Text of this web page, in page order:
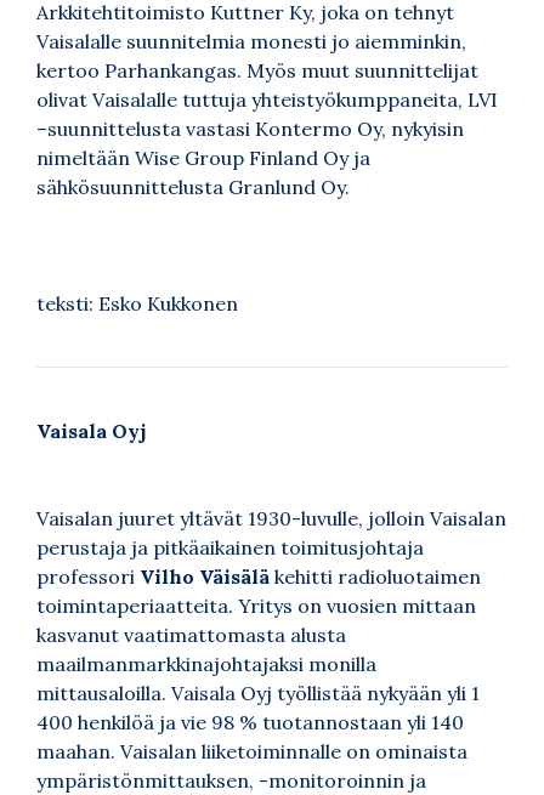
Arkkitehtitoimisto Kuttner Ky, joka on tehnyt
Vaisalalle suunnitelmia monesti jo aiemminkin,
kertoo Parhankangas. Myös muut suunnittelijat
olivat Vaisalalle tuttuja yhteistyökumppaneita, LVI
–suunnittelusta vastasi Kontermo Oy, nykyisin
nimeltään Wise Group Finland Oy ja
sähkösuunnittelusta Granlund Oy.
teksti: Esko Kukkonen
Vaisala Oyj
Vaisalan juuret yltävät 1930-luvulle, jolloin Vaisalan
perustaja ja pitkäaikainen toimitusjohtaja
professori Vilho Väisälä kehitti radioluotaimen
toimintaperiaatteita. Yritys on vuosien mittaan
kasvanut vaatimattomasta alusta
maailmanmarkkinajohtajaksi monilla
mittausaloilla. Vaisala Oyj työllistää nykyään yli 1
400 henkilöä ja vie 98 % tuotannostaan yli 140
maahan. Vaisalan liiketoiminnalle on ominaista
ympäristönmittauksen, -monitoroinnin ja